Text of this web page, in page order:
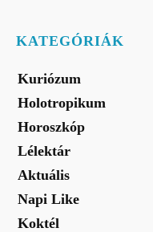
KATEGÓRIÁK
Kuriózum
Holotropikum
Horoszkóp
Lélektár
Aktuális
Napi Like
Koktél